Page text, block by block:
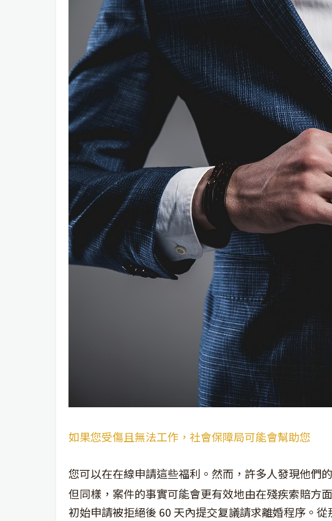
如果您受傷且無法工作，社會保障局可能會幫助您
您可以在在線申請這些福利。然而，許多人發現他們
但同樣，案件的事實可能會更有效地由在殘疾索賠方
初始申請被拒絕後 60 天內提交复議請求離婚程序。